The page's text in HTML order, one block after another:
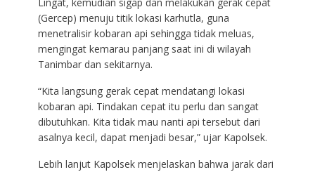
(Gercep) menuju titik lokasi karhutla, guna
menetralisir kobaran api sehingga tidak meluas,
mengingat kemarau panjang saat ini di wilayah
Tanimbar dan sekitarnya.
“Kita langsung gerak cepat mendatangi lokasi
kobaran api. Tindakan cepat itu perlu dan sangat
dibutuhkan. Kita tidak mau nanti api tersebut dari
asalnya kecil, dapat menjadi besar,” ujar Kapolsek.
Lebih lanjut Kapolsek menjelaskan bahwa jarak dari